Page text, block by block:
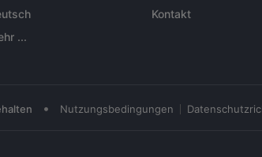
...
Kontakt
• Nutzungsbedingungen